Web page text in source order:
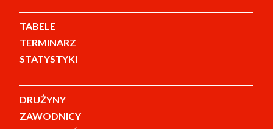
TABELE
TERMINARZ
STATYSTYKI
DRUŻYNY
ZAWODNICY